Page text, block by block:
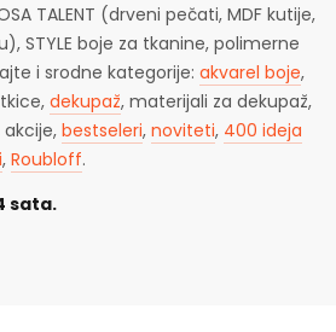
TALENT (drveni pečati, MDF kutije,
STYLE boje za tkanine, polimerne
i srodne kategorije: akvarel boje,
dekupaž, materijali za dekupaž,
akcije,bestseleri, noviteti, 400 ideja
, Roubloff.
sata.